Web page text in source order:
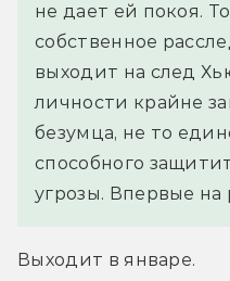
не дает ей покоя.
собственное
выходит на след
личности крайне
безумца, не то
способного
угрозы. Впервые на
Выходит в январе.